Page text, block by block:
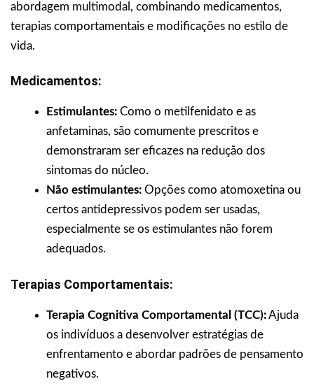
abordagem multimodal, combinando medicamentos,
terapias comportamentais e modificações no estilo de
vida.
Medicamentos:
Estimulantes: Como o metilfenidato e as
anfetaminas, são comumente prescritos e
demonstraram ser eficazes na redução dos
sintomas do núcleo.
Não estimulantes: Opções como atomoxetina ou
certos antidepressivos podem ser usadas,
especialmente se os estimulantes não forem
adequados.
Terapias Comportamentais:
Terapia Cognitiva Comportamental (TCC):Ajuda
os indivíduos a desenvolver estratégias de
enfrentamento e abordar padrões de pensamento
negativos.